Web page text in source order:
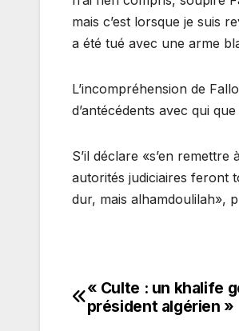
mais c’est lorsque je suis
a été tué avec une arme
L’incompréhension de
d’antécédents avec qui
S’il déclare «s’en
autorités judiciaires feront
dur, mais alhamdoulilah»,
Navigation
« Culte : un khalife
président algérien »